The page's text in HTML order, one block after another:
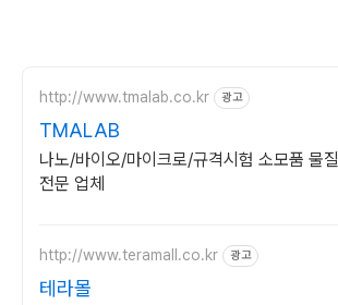
http://www.tmalab.co.kr 광고
TMALAB
나노/바이오/마이크로/규격시험 소모품 물질
전문 업체
http://www.teramall.co.kr 광고
테라몰